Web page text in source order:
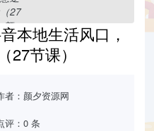
本地生活风口，
27节课）
者：颜夕资源网
评：0 条